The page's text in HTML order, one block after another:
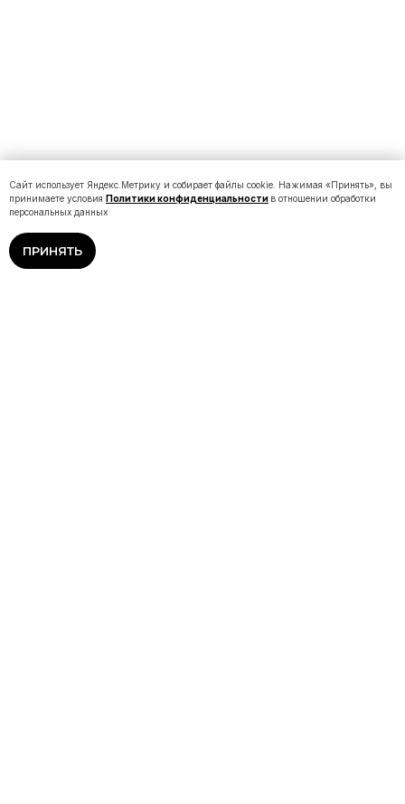
Сайт использует Яндекс.Метрику и собирает файлы cookie. Нажимая «Принять», вы
принимаете условия Политики конфиденциальности в отношении обработки
персональных данных
ПРИНЯТЬ